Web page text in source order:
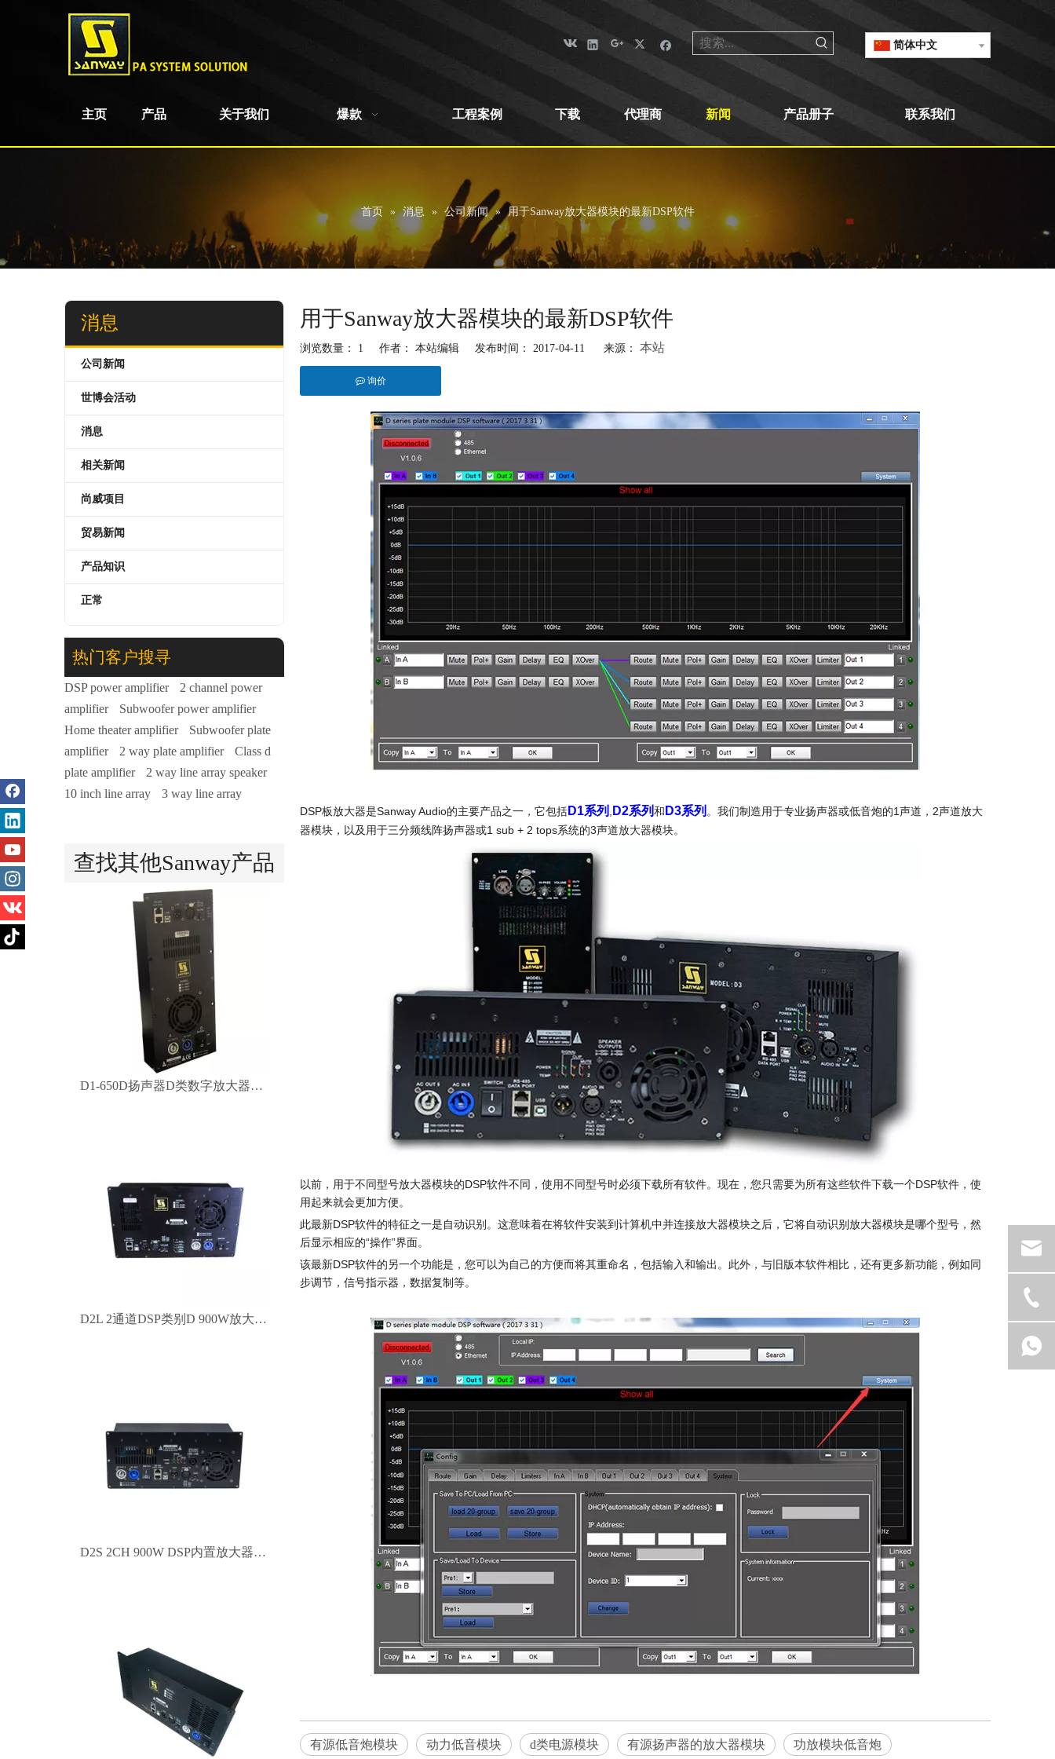
简体中文
主页 产品 关于我们 爆款 工程案例 下载 代理商 新闻 产品册子 联系我们
首页 » 消息 » 公司新闻 » 用于Sanway放大器模块的最新DSP软件
消息
公司新闻
世博会活动
消息
相关新闻
尚威项目
贸易新闻
产品知识
正常
热门客户搜寻
DSP power amplifier
2 channel power
amplifier
Subwoofer power amplifier
Home theater amplifier
Subwoofer plate
amplifier
2 way plate amplifier
Class d
plate amplifier
2 way line array speaker
10 inch line array
3 way line array
查找其他Sanway产品
用于Sanway放大器模块的最新DSP软件
浏览数量： 1 作者： 本站编辑 发布时间： 2017-04-11 来源： 本站
询价
["facebook","twitter","line","wechat","linkedin","pinterest","whatsapp"]
DSP板放大器是Sanway Audio的主要产品之一，它包括D1系列 D2系列和 D3系列 。我们制造用于专业扬声器或低音炮的1声道，2声道放大
器模块，以及用于三分频线阵扬声器或1 sub + 2 tops系统的3声道放大器模块。
以前，用于不同型号放大器模块的DSP软件不同，使用不同型号时必须下载所有软件。现在，您只需要为所有这些软件下载一个DSP软件，使
用起来就会更加方便。
此最新DSP软件的特征之一是自动识别。这意味着在将软件安装到计算机中并连接放大器模块之后，它将自动识别放大器模块是哪个型号，然
后显示相应的“操作”界面。
该最新DSP软件的另一个功能是，您可以为自己的方便而将其重命名，包括输入和输出。此外，与旧版本软件相比，还有更多新功能，例如同
步调节，信号指示器，数据复制等。
有源低音炮模块 动力低音模块 d类电源模块 有源扬声器的放大器模块 功放模块低音炮